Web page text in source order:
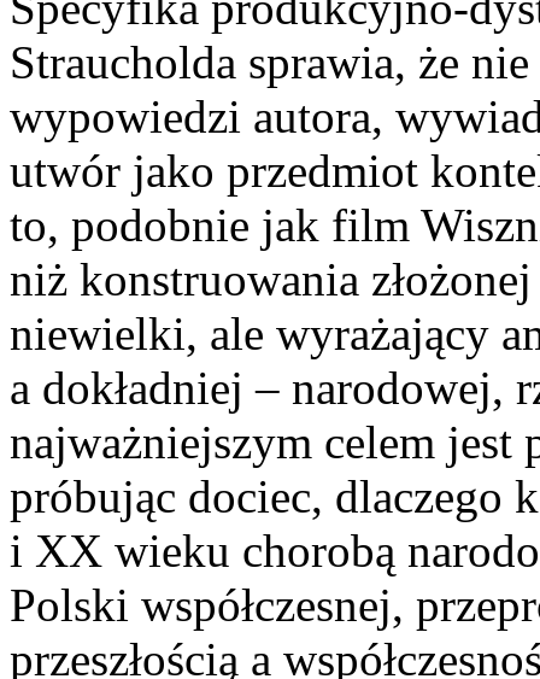
Straucholda sprawia, że
wypowiedzi autora,
utwór jako przedmiot
to, podobnie jak film
niż konstruowania
niewielki, ale wyrażający
a dokładniej – narodowej,
najważniejszym celem jest
próbując dociec, dlaczego
i XX wieku chorobą
Polski współczesnej,
przeszłością a